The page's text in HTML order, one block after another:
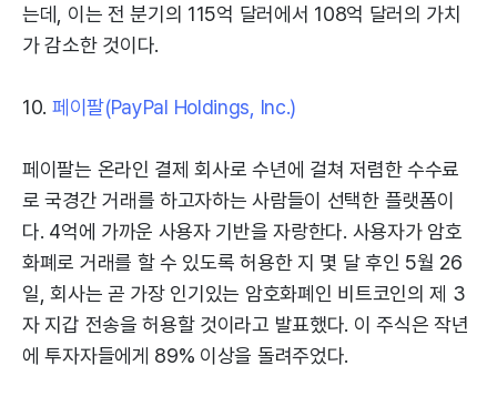
는데, 이는 전 분기의 115억 달러에서 108억 달러의 가치
가 감소한 것이다.
10. 페이팔(PayPal Holdings, Inc.)
페이팔는 온라인 결제 회사로 수년에 걸쳐 저렴한 수수료
로 국경간 거래를 하고자하는 사람들이 선택한 플랫폼이
다. 4억에 가까운 사용자 기반을 자랑한다. 사용자가 암호
화폐로 거래를 할 수 있도록 허용한 지 몇 달 후인 5월 26
일, 회사는 곧 가장 인기있는 암호화폐인 비트코인의 제 3
자 지갑 전송을 허용할 것이라고 발표했다. 이 주식은 작년
에 투자자들에게 89% 이상을 돌려주었다.